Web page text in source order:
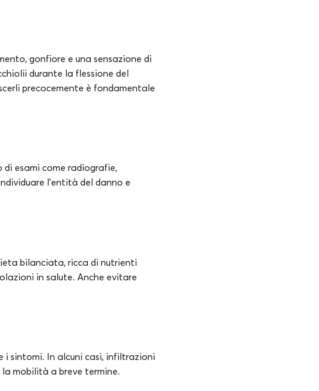
gonfiore e una sensazione di
durante la flessione del
precocemente è fondamentale
esami come radiografie,
l’entità del danno e
bilanciata, ricca di nutrienti
in salute. Anche evitare
sintomi. In alcuni casi, infiltrazioni
mobilità a breve termine.